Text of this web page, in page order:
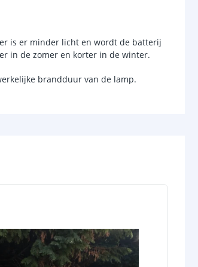
Ja
12 Lumen
Sfeerlicht
Ja
-
is er minder licht en wordt de batterij
in de zomer en korter in de winter.
brandduur van de lamp.